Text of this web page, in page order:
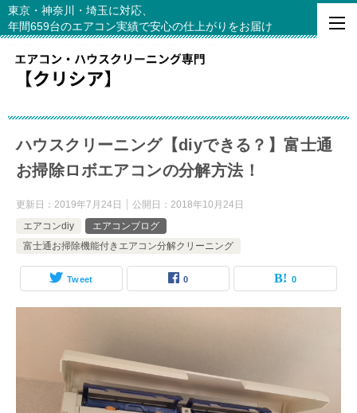
東京・神奈川・埼玉に対応、
年間659台のエアコン実績で安心の仕上がりをお届け
ハウスクリーニング【diyできる？】富士通
お掃除ロボエアコンの分解方法！
更新日： 2019年7月24日 公開日： 2018年10月24日
エアコンdiy
エアコンブログ
富士通お掃除機能付きエアコン分解クリーニング
Tweet 0 0